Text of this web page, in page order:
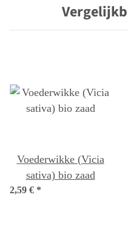
Voederwikke (Vicia
sativa) bio zaad
2,59 € *